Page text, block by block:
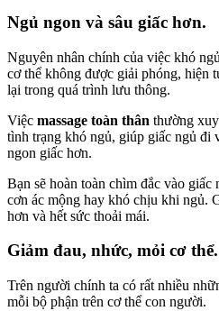
Ngủ ngon và sâu giấc hơn.
Nguyên nhân chính của việc khó
cơ thể không được giải phóng, hiện
lại trong quá trình lưu thông.
Việc massage toàn thân thường
tình trạng khó ngủ, giúp giấc ngủ đi
ngon giấc hơn.
Bạn sẽ hoàn toàn chìm đắc vào
cơn ác mộng hay khó chịu khi ngủ.
hơn và hết sức thoải mái.
Giảm đau, nhức, mỏi cơ thể.
Trên người chính ta có rất nhiều
mỗi bộ phận trên cơ thể con người.